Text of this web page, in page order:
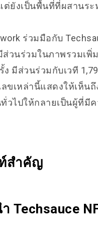
ต่ยังเป็นพื้นที่ที่ผสานร
ร่วมมือกับ
วนร่วมในภาพรวมเพิ่
ง มีส่วนร่วมกับเวที
ลขเหล่านี้แสดงให้เห็น
วไปให้กลายเป็นผู้ที่มี
สำคัญ
Techsauce